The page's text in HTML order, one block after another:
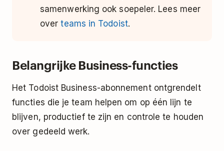
samenwerking ook soepeler. Lees meer
overteams in Todoist.
Belangrijke Business-functies
Het Todoist Business-abonnement ontgrendelt
functies die je team helpen om op één lijn te
blijven, productief te zijn en controle te houden
over gedeeld werk.